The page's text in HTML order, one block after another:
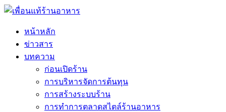
หน้าหลัก
ข่าวสาร
บทความ
ก่อนเปิดร้าน
การบริหารจัดการต้นทุน
การสร้างระบบร้าน
การทำการตลาดสไตล์ร้านอาหาร